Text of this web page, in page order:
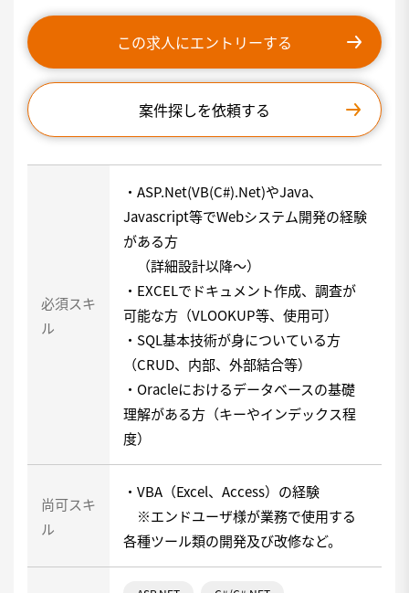
この求人にエントリーする
案件探しを依頼する
必須スキ
ル
・ASP.Net(VB(C#).Net)やJava、
Javascript等でWebシステム開発の経験
がある方
（詳細設計以降～）
・EXCELでドキュメント作成、調査が
可能な方（VLOOKUP等、使用可）
・SQL基本技術が身についている方
（CRUD、内部、外部結合等）
・Oracleにおけるデータベースの基礎
理解がある方（キーやインデックス程
度）
尚可スキ
ル
・VBA（Excel、Access）の経験
※エンドユーザ様が業務で使用する
各種ツール類の開発及び改修など。